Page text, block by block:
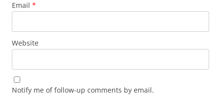
Email *
Website
Notify me of follow-up comments by email.